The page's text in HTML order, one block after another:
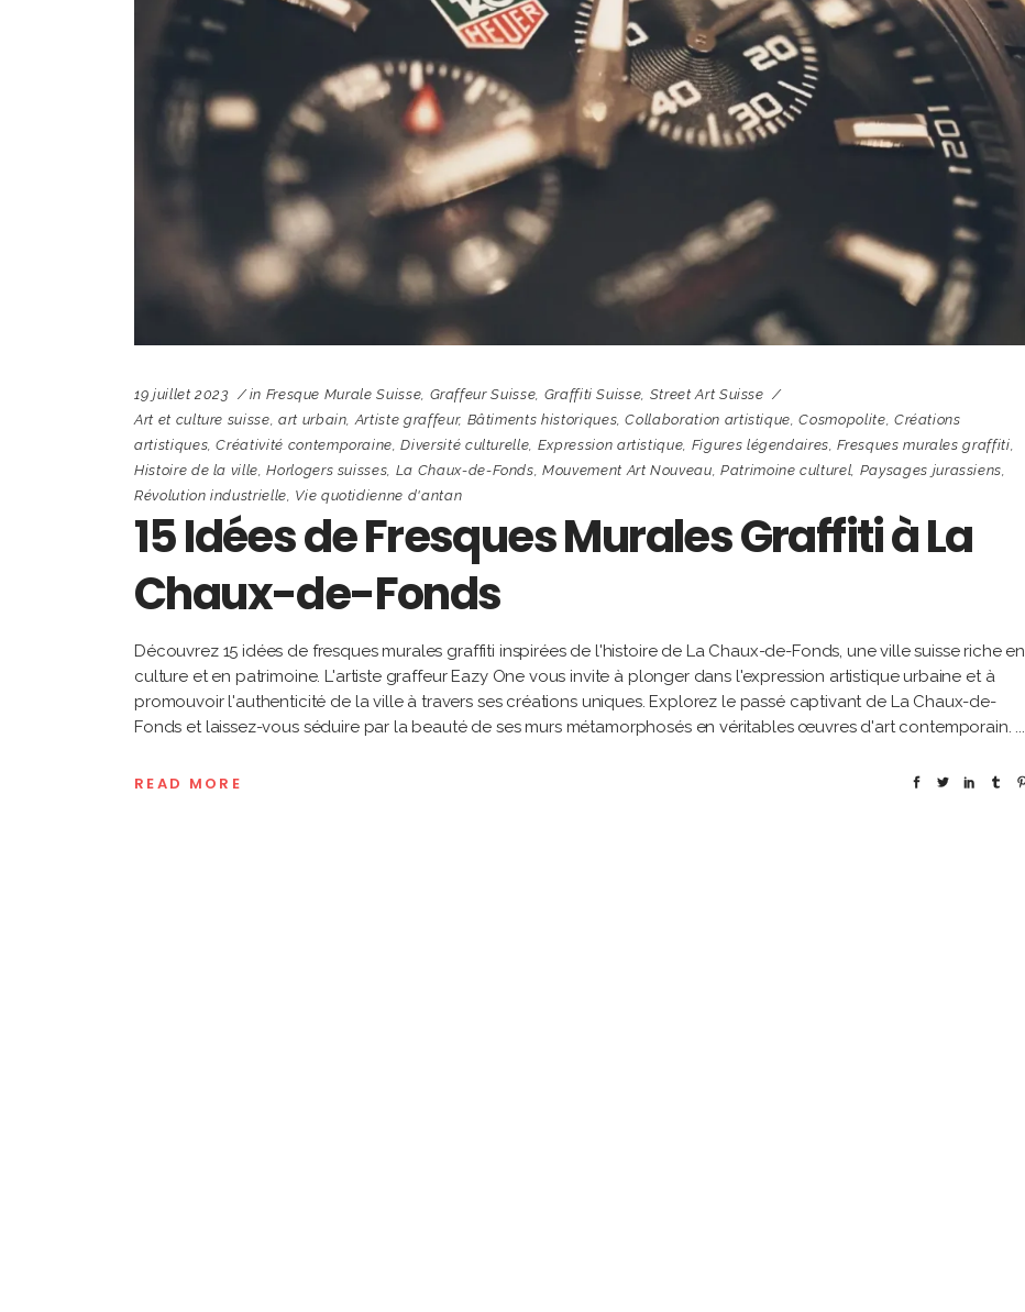
19 juillet 2023 in Fresque Murale Suisse Graffeur Suisse Graffiti Suisse Street Art Suisse
Art et culture suisse art urbain Artiste graffeur, Bâtiments historiques ,Collaboration artistique ,Cosmopolite Créations
artistiques ,Créativité contemporaine ,Diversité culturelle Expression artistique Figures légendaires ,Fresques murales graffiti
Histoire de la ville ,Horlogers suisses La Chaux-de-Fonds ,Mouvement Art Nouveau ,Patrimoine culturel Paysages jurassiens
Révolution industrielle Vie quotidienne d'antan
15 Idées de Fresques Murales Graffiti à La
Chaux-de-Fonds
Découvrez 15 idées de fresques murales graffiti inspirées de l'histoire de La Chaux-de-Fonds, une ville suisse riche en
culture et en patrimoine. L'artiste graffeur Eazy One vous invite à plonger dans l'expression artistique urbaine et à
promouvoir l'authenticité de la ville à travers ses créations uniques. Explorez le passé captivant de La Chaux-de-
Fonds et laissez-vous séduire par la beauté de ses murs métamorphosés en véritables œuvres d'art contemporain.
READ MORE